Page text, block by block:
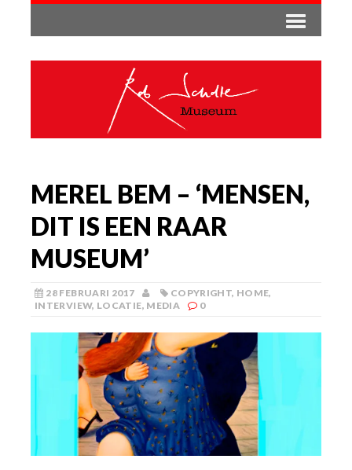
MEREL BEM – ‘MENSEN,
DIT IS EEN RAAR
MUSEUM’
28 FEBRUARI 2017 COPYRIGHT, HOME,
INTERVIEW, LOCATIE, MEDIA 0